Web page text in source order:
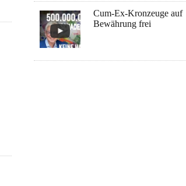
Cum-Ex-Kronzeuge auf
Bewährung frei